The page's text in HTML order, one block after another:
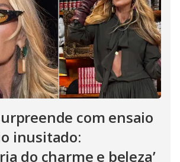
com ensaio
inusitado:
do charme e beleza’